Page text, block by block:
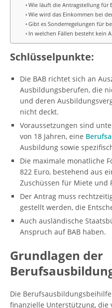
Wie läuft die Antragstellung für
Wie wird das Einkommen bei
Gibt es Sonderregelungen für
In welchen Fällen besteht kein
Schlüsselpunkte:
Die BAB richtet sich an
Ausbildungsberufen, die
und deren
nicht deckt.
Voraussetzungen sind
von 18 Jahren, eine
Ausbildung sowie
Die maximale monatliche
822 Euro, bestehend aus
Zuschüssen für Miete und
Der Antrag muss
gestellt werden, die
Auch ausländische
Anspruch auf BAB haben.
Grundlagen der
Die
finanzielle Unterstützung,